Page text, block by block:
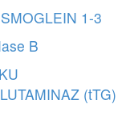
1-3
B
(tTG)